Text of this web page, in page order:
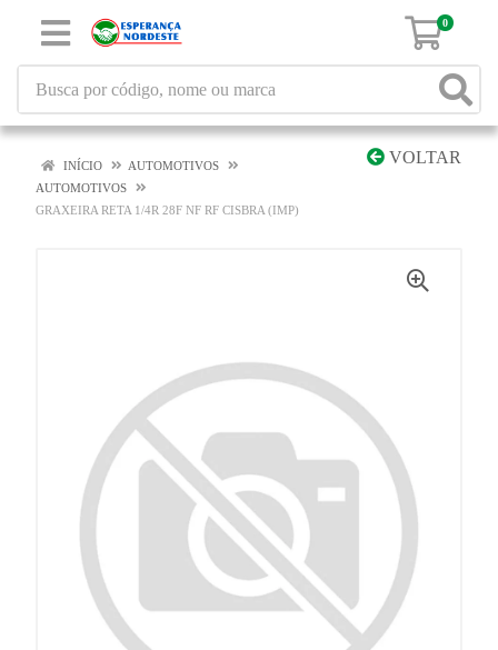
0
VOLTAR
INÍCIO
AUTOMOTIVOS
AUTOMOTIVOS
GRAXEIRA RETA 1/4R 28F NF RF CISBRA (IMP)